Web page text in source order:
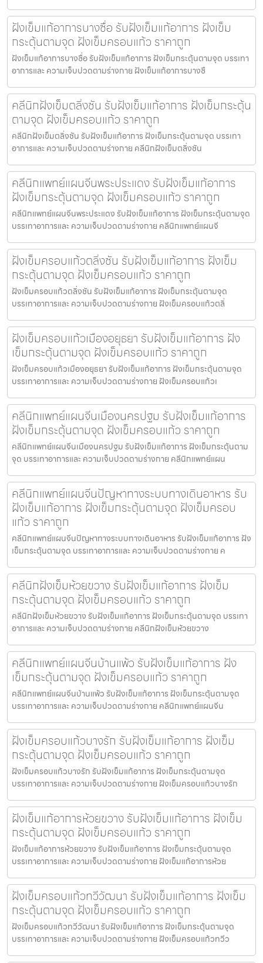
ฝังเข็มแก้อาการบางซื่อ รับฝังเข็มแก้อาการ ฝังเข็ม
กระตุ้นตามจุด ฝังเข็มครอบแก้ว ราคาถูก
ฝังเข็มแก้อาการบางซื่อ รับฝังเข็มแก้อาการ ฝังเข็มกระตุ้นตามจุด บรรเทา
อาการและ ความเจ็บปวดตามร่างกาย ฝังเข็มแก้อาการบางซื
คลีนิกฝังเข็มตลิ่งชัน รับฝังเข็มแก้อาการ ฝังเข็มกระตุ้น
ตามจุด ฝังเข็มครอบแก้ว ราคาถูก
คลีนิกฝังเข็มตลิ่งชัน รับฝังเข็มแก้อาการ ฝังเข็มกระตุ้นตามจุด บรรเทา
อาการและ ความเจ็บปวดตามร่างกาย คลีนิกฝังเข็มตลิ่งชัน
คลีนิกแพทย์แผนจีนพระประแดง รับฝังเข็มแก้อาการ
ฝังเข็มกระตุ้นตามจุด ฝังเข็มครอบแก้ว ราคาถูก
คลีนิกแพทย์แผนจีนพระประแดง รับฝังเข็มแก้อาการ ฝังเข็มกระตุ้นตามจุด
บรรเทาอาการและ ความเจ็บปวดตามร่างกาย คลีนิกแพทย์แผนจี
ฝังเข็มครอบแก้วตลิ่งชัน รับฝังเข็มแก้อาการ ฝังเข็ม
กระตุ้นตามจุด ฝังเข็มครอบแก้ว ราคาถูก
ฝังเข็มครอบแก้วตลิ่งชัน รับฝังเข็มแก้อาการ ฝังเข็มกระตุ้นตามจุด
บรรเทาอาการและ ความเจ็บปวดตามร่างกาย ฝังเข็มครอบแก้วตลิ่
ฝังเข็มครอบแก้วเมืองอยุธยา รับฝังเข็มแก้อาการ ฝัง
เข็มกระตุ้นตามจุด ฝังเข็มครอบแก้ว ราคาถูก
ฝังเข็มครอบแก้วเมืองอยุธยา รับฝังเข็มแก้อาการ ฝังเข็มกระตุ้นตามจุด
บรรเทาอาการและ ความเจ็บปวดตามร่างกาย ฝังเข็มครอบแก้วเ
คลีนิกแพทย์แผนจีนเมืองนครปฐม รับฝังเข็มแก้อาการ
ฝังเข็มกระตุ้นตามจุด ฝังเข็มครอบแก้ว ราคาถูก
คลีนิกแพทย์แผนจีนเมืองนครปฐม รับฝังเข็มแก้อาการ ฝังเข็มกระตุ้นตาม
จุด บรรเทาอาการและ ความเจ็บปวดตามร่างกาย คลีนิกแพทย์แผน
คลีนิกแพทย์แผนจีนปัญหาทางระบบทางเดินอาหาร รับ
ฝังเข็มแก้อาการ ฝังเข็มกระตุ้นตามจุด ฝังเข็มครอบ
แก้ว ราคาถูก
คลีนิกแพทย์แผนจีนปัญหาทางระบบทางเดินอาหาร รับฝังเข็มแก้อาการ ฝัง
เข็มกระตุ้นตามจุด บรรเทาอาการและ ความเจ็บปวดตามร่างกาย ค
คลีนิกฝังเข็มห้วยขวาง รับฝังเข็มแก้อาการ ฝังเข็ม
กระตุ้นตามจุด ฝังเข็มครอบแก้ว ราคาถูก
คลีนิกฝังเข็มห้วยขวาง รับฝังเข็มแก้อาการ ฝังเข็มกระตุ้นตามจุด บรรเทา
อาการและ ความเจ็บปวดตามร่างกาย คลีนิกฝังเข็มห้วยขวาง
คลีนิกแพทย์แผนจีนบ้านแพ้ว รับฝังเข็มแก้อาการ ฝัง
เข็มกระตุ้นตามจุด ฝังเข็มครอบแก้ว ราคาถูก
คลีนิกแพทย์แผนจีนบ้านแพ้ว รับฝังเข็มแก้อาการ ฝังเข็มกระตุ้นตามจุด
บรรเทาอาการและ ความเจ็บปวดตามร่างกาย คลีนิกแพทย์แผนจีน
ฝังเข็มครอบแก้วบางรัก รับฝังเข็มแก้อาการ ฝังเข็ม
กระตุ้นตามจุด ฝังเข็มครอบแก้ว ราคาถูก
ฝังเข็มครอบแก้วบางรัก รับฝังเข็มแก้อาการ ฝังเข็มกระตุ้นตามจุด
บรรเทาอาการและ ความเจ็บปวดตามร่างกาย ฝังเข็มครอบแก้วบางรัก
ฝังเข็มแก้อาการห้วยขวาง รับฝังเข็มแก้อาการ ฝังเข็ม
กระตุ้นตามจุด ฝังเข็มครอบแก้ว ราคาถูก
ฝังเข็มแก้อาการห้วยขวาง รับฝังเข็มแก้อาการ ฝังเข็มกระตุ้นตามจุด
บรรเทาอาการและ ความเจ็บปวดตามร่างกาย ฝังเข็มแก้อาการห้วย
ฝังเข็มครอบแก้วทวีวัฒนา รับฝังเข็มแก้อาการ ฝังเข็ม
กระตุ้นตามจุด ฝังเข็มครอบแก้ว ราคาถูก
ฝังเข็มครอบแก้วทวีวัฒนา รับฝังเข็มแก้อาการ ฝังเข็มกระตุ้นตามจุด
บรรเทาอาการและ ความเจ็บปวดตามร่างกาย ฝังเข็มครอบแก้วทวีว